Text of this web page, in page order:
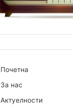
Почетна
За нас
Актуелности